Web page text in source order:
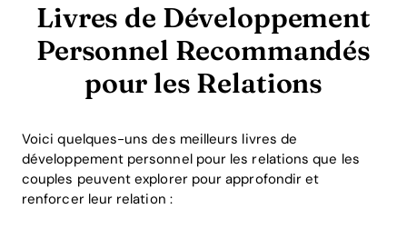
Livres de Développement
Personnel Recommandés
pour les Relations
Voici quelques-uns des meilleurs livres de
développement personnel pour les relations que les
couples peuvent explorer pour approfondir et
renforcer leur relation :